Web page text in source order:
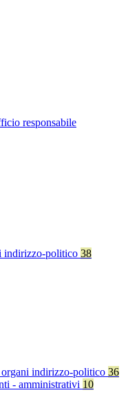
responsabile
indirizzo-politico 38
indirizzo-politico 36
- amministrativi 10